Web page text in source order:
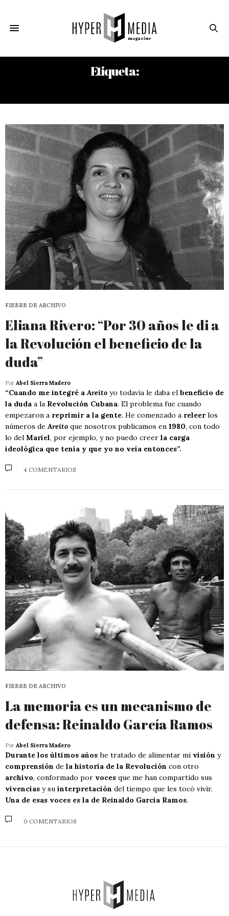
Etiqueta:
FIEBRE DE ARCHIVO
Eliana Rivero: “Por 30 años le di a
la Revolución el beneficio de la
duda”
Por Abel Sierra Madero
“Cuando me integré aAreíto yo todavía le daba el beneficio de
la duda a la Revolución Cubana. El problema fue cuando
empezaron a reprimir a la gente. He comenzado a releerlos
números deAreíto que nosotros publicamos en 1980, con todo
lo del Mariel, por ejemplo, y no puedo creer la carga
ideológica que tenía y que yo no veía entonces”.
4 COMENTARIOS
FIEBRE DE ARCHIVO
La memoria es un mecanismo de
defensa: Reinaldo García Ramos
Por Abel Sierra Madero
Durante los últimos años he tratado de alimentar mi visión y
comprensión de la historia de la Revolución con otro
archivo, conformado por voces que me han compartido sus
vivencias y su interpretación del tiempo que les tocó vivir.
Una de esas voces es la de Reinaldo García Ramos.
0 COMENTARIOS